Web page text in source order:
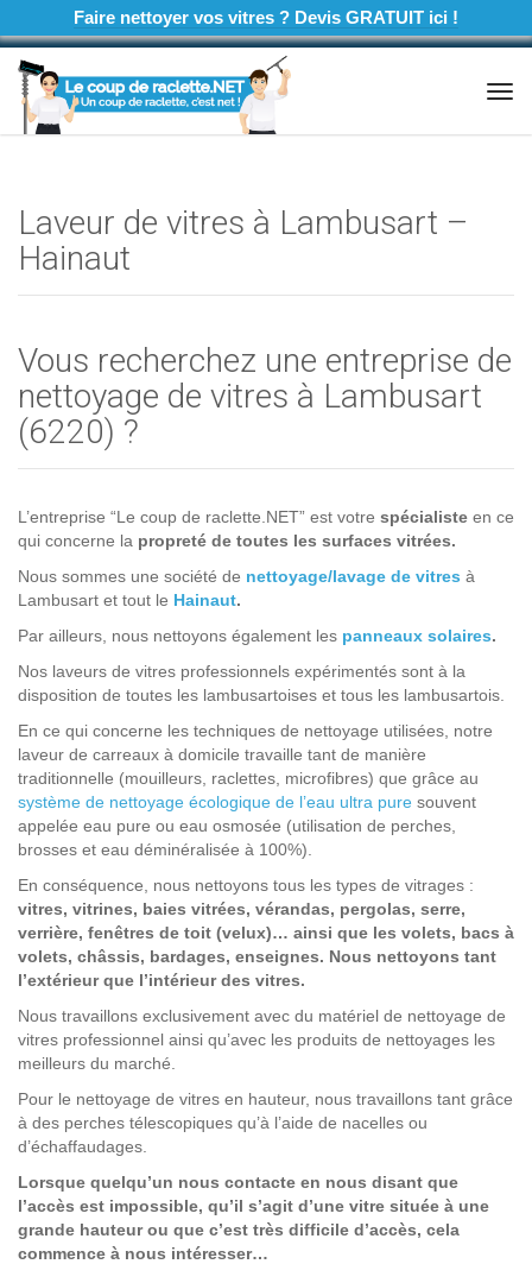
Faire nettoyer vos vitres ? Devis GRATUIT ici !
Laveur de vitres à Lambusart –
Hainaut
Vous recherchez une entreprise de
nettoyage de vitres à Lambusart
(6220) ?
L’entreprise “Le coup de raclette.NET” est votre spécialiste en ce
qui concerne la propreté de toutes les surfaces vitrées.
Nous sommes une société de nettoyage/lavage de vitres à
Lambusart et tout le Hainaut.
Par ailleurs, nous nettoyons également les panneaux solaires.
Nos laveurs de vitres professionnels expérimentés sont à la
disposition de toutes les lambusartoises et tous les lambusartois.
En ce qui concerne les techniques de nettoyage utilisées, notre
laveur de carreaux à domicile travaille tant de manière
traditionnelle (mouilleurs, raclettes, microfibres) que grâce au
système de nettoyage écologique de l’eau ultra pure souvent
appelée eau pure ou eau osmosée (utilisation de perches,
brosses et eau déminéralisée à 100%).
En conséquence, nous nettoyons tous les types de vitrages :
vitres, vitrines, baies vitrées, vérandas, pergolas, serre,
verrière, fenêtres de toit (velux)… ainsi que les volets, bacs à
volets, châssis, bardages, enseignes. Nous nettoyons tant
l’extérieur que l’intérieur des vitres.
Nous travaillons exclusivement avec du matériel de nettoyage de
vitres professionnel ainsi qu’avec les produits de nettoyages les
meilleurs du marché.
Pour le nettoyage de vitres en hauteur, nous travaillons tant grâce
à des perches télescopiques qu’à l’aide de nacelles ou
d’échaffaudages.
Lorsque quelqu’un nous contacte en nous disant que
l’accès est impossible, qu’il s’agit d’une vitre située à une
grande hauteur ou que c’est très difficile d’accès, cela
commence à nous intéresser…